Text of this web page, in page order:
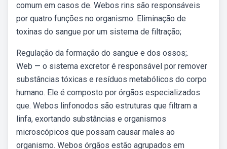
comum em casos de. Webos rins são responsáveis
por quatro funções no organismo: Eliminação de
toxinas do sangue por um sistema de filtração;
Regulação da formação do sangue e dos ossos;.
Web — o sistema excretor é responsável por remover
substâncias tóxicas e resíduos metabólicos do corpo
humano. Ele é composto por órgãos especializados
que. Webos linfonodos são estruturas que filtram a
linfa, exortando substâncias e organismos
microscópicos que possam causar males ao
organismo. Webos órgãos estão agrupados em